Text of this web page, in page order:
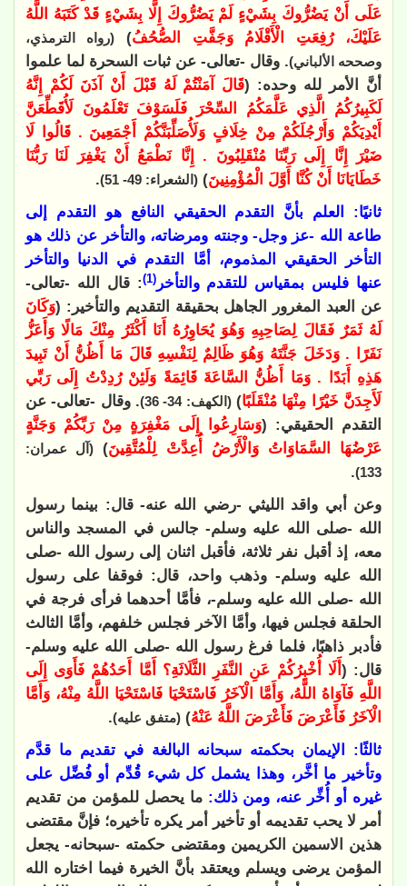
عَلَى أَنْ يَضُرُّوكَ بِشَيْءٍ لَمْ يَضُرُّوكَ إِلَّا بِشَيْءٍ قَدْ كَتَبَهُ اللَّهُ
عَلَيْكَ، رُفِعَتِ الْأَقْلَامُ وَجَفَّتِ الصُّحُفُ)(رواه الترمذي،
وصححه الألباني). وقال -تعالى- عن ثبات السحرة لما علموا
أنَّ الأمر لله وحده: (قَالَ آمَنْتُمْ لَهُ قَبْلَ أَنْ آذَنَ لَكُمْ إِنَّهُ
لَكَبِيرُكُمُ الَّذِي عَلَّمَكُمُ السِّحْرَ فَلَسَوْفَ تَعْلَمُونَ لَأُقَطِّعَنَّ
أَيْدِيَكُمْ وَأَرْجُلَكُمْ مِنْ خِلَافٍ وَلَأُصَلِّبَنَّكُمْ أَجْمَعِينَ . قَالُوا لَا
ضَيْرَ إِنَّا إِلَى رَبِّنَا مُنْقَلِبُونَ . إِنَّا نَطْمَعُ أَنْ يَغْفِرَ لَنَا رَبُّنَا
خَطَايَانَا أَنْ كُنَّا أَوَّلَ الْمُؤْمِنِينَ) (الشعراء: 49- 51)
.
ثانيًا: العلم بأنَّ التقدم الحقيقي النافع هو التقدم إلى
طاعة الله -عز وجل- وجنته ومرضاته، والتأخر عن ذلك هو
التأخر الحقيقي المذموم، أمَّا التقدم في الدنيا والتأخر
عنها فليس بمقياس للتقدم والتأخر(1)
: قال الله -تعالى-
عن العبد المغرور الجاهل بحقيقة التقديم والتأخير: (وَكَانَ
لَهُ ثَمَرٌ فَقَالَ لِصَاحِبِهِ وَهُوَ يُحَاوِرُهُ أَنَا أَكْثَرُ مِنْكَ مَالًا وَأَعَزُّ
نَفَرًا . وَدَخَلَ جَنَّتَهُ وَهُوَ ظَالِمٌ لِنَفْسِهِ قَالَ مَا أَظُنُّ أَنْ تَبِيدَ
هَذِهِ أَبَدًا . وَمَا أَظُنُّ السَّاعَةَ قَائِمَةً وَلَئِنْ رُدِدْتُ إِلَى رَبِّي
لَأَجِدَنَّ خَيْرًا مِنْهَا مُنْقَلَبًا)(الكهف: 34- 36)
. وقال -تعالى- عن
التقدم الحقيقي: (وَسَارِعُوا إِلَى مَغْفِرَةٍ مِنْ رَبِّكُمْ وَجَنَّةٍ
عَرْضُهَا السَّمَاوَاتُ وَالْأَرْضُ أُعِدَّتْ لِلْمُتَّقِينَ)
(آل عمران:
133)
.
وعن أبي واقد الليثي -رضي الله عنه- قال: بينما رسول
الله -صلى الله عليه وسلم- جالس في المسجد والناس
معه، إذ أقبل نفر ثلاثة، فأقبل اثنان إلى رسول الله -صلى
الله عليه وسلم- وذهب واحد، قال: فوقفا على رسول
الله -صلى الله عليه وسلم-، فأمَّا أحدهما فرأى فرجة في
الحلقة فجلس فيها، وأمَّا الآخر فجلس خلفهم، وأمَّا الثالث
فأدبر ذاهبًا، فلما فرغ رسول الله -صلى الله عليه وسلم-
قال: ( أَلَا أُخْبِرُكُمْ عَنِ النَّفَرِ الثَّلَاثَةِ؟ أَمَّا أَحَدُهُمْ فَأَوَى إِلَى
اللَّهِ فَآوَاهُ اللَّهُ، وَأَمَّا الْآخَرُ فَاسْتَحْيَا فَاسْتَحْيَا اللَّهُ مِنْهُ، وَأَمَّا
الْآخَرُ فَأَعْرَضَ فَأَعْرَضَ اللَّهُ عَنْهُ) (متفق عليه).
ثالثًا: الإيمان بحكمته سبحانه البالغة في تقديم ما قدَّم
وتأخير ما أخَّر، وهذا يشمل كل شيء قُدِّم أو فُضِّل على
غيره أو أُخِّر عنه، ومن ذلك: ما يحصل للمؤمن من تقديم
أمر لا يحب تقديمه أو تأخير أمر يكره تأخيره؛ فإنَّ مقتضى
هذين الاسمين الكريمين ومقتضى حكمته -سبحانه- يجعل
المؤمن يرضى ويسلم ويعتقد بأنَّ الخيرة فيما اختاره الله